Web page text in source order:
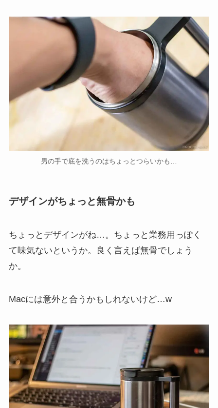
男の手で底を洗うのはちょっとつらいかも…
デザインがちょっと無骨かも
ちょっとデザインがね…。ちょっと業務用っぽく
て味気ないというか。良く言えば無骨でしょう
か。
Macには意外と合うかもしれないけど…w